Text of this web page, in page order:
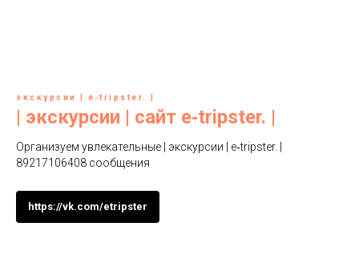
экскурсии | e‑tripster. |
| экскурсии | сайт e‑tripster. |
Организуем увлекательные | экскурсии | e‑tripster. |
89217106408 сообщения
https://vk.com/etripster